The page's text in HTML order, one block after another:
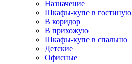
Назначение
Шкафы-купе в гостиную
В коридор
В прихожую
Шкафы-купе в спальню
Детские
Офисные